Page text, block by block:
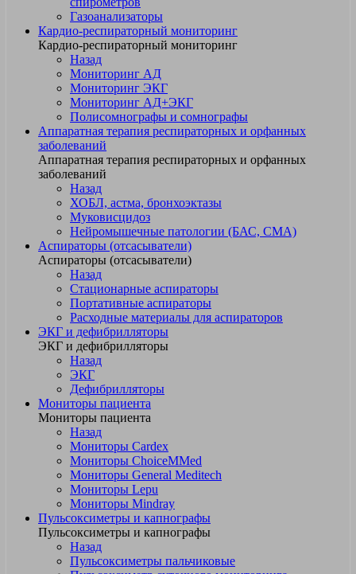
Газоанализаторы
Кардио-респираторный мониторинг
Кардио-респираторный мониторинг
Назад
Мониторинг АД
Мониторинг ЭКГ
Мониторинг АД+ЭКГ
Полисомнографы и сомнографы
Аппаратная терапия респираторных и орфанных
заболеваний
Аппаратная терапия респираторных и орфанных
заболеваний
Назад
ХОБЛ, астма, бронхоэктазы
Муковисцидоз
Нейромышечные патологии (БАС, СМА)
Аспираторы (отсасыватели)
Аспираторы (отсасыватели)
Назад
Стационарные аспираторы
Портативные аспираторы
Расходные материалы для аспираторов
ЭКГ и дефибрилляторы
ЭКГ и дефибрилляторы
Назад
ЭКГ
Дефибрилляторы
Мониторы пациента
Мониторы пациента
Назад
Мониторы Cardex
Мониторы ChoiceMMed
Мониторы General Meditech
Мониторы Lepu
Мониторы Mindray
Пульсоксиметры и капнографы
Пульсоксиметры и капнографы
Назад
Пульсоксиметры пальчиковые